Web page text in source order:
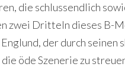
die schlussendlich
zwei Dritteln dieses B-
der durch
öde Szenerie zu